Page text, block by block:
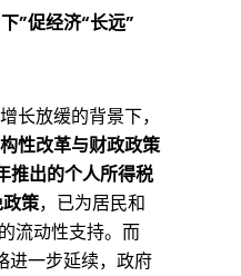
”促经济“长远”
长放缓的背景下，
性改革与财政政策
推出的个人所得税
策，已为居民和
流动性支持。而
进一步延续，政府